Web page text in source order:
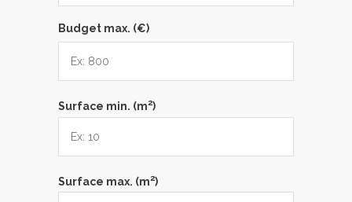
Budget max. (€)
Surface min. (m2)
Surface max. (m2)